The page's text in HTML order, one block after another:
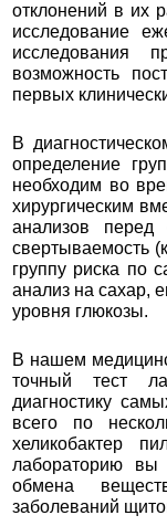
отклонений в их
исследование
исследования
возможность
первых
В
определение
необходим во
хирургическим
анализов перед
свертываемость
группу риска по
анализ на сахар,
уровня глюкозы.
В нашем
точный тест
диагностику
всего по
хеликобактер
лабораторию вы
обмена
заболеваний